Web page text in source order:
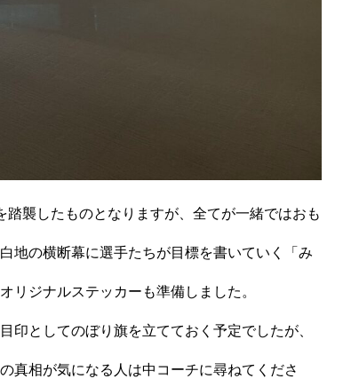
襲したものとなりますが、全てが一緒ではおも
地の横断幕に選手たちが目標を書いていく「み
リジナルステッカーも準備しました。
印としてのぼり旗を立てておく予定でしたが、
真相が気になる人は中コーチに尋ねてくださ